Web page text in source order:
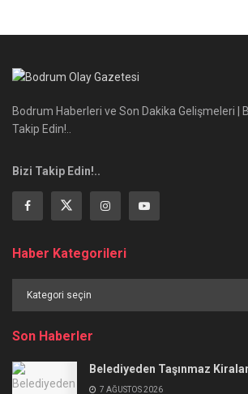
Bodrum Haberleri ve Son Dakika Gelişmeleri |
Takip Edin!..
Bizi Takip Edin!..
Haber Kategorileri
Kategorileri
Son Haberler
Belediyeden Taşınmaz
7 AĞUSTOS 2026